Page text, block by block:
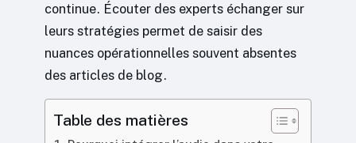
continue. Écouter des experts échanger sur
leurs stratégies permet de saisir des
nuances opérationnelles souvent absentes
des articles de blog.
Table des matières